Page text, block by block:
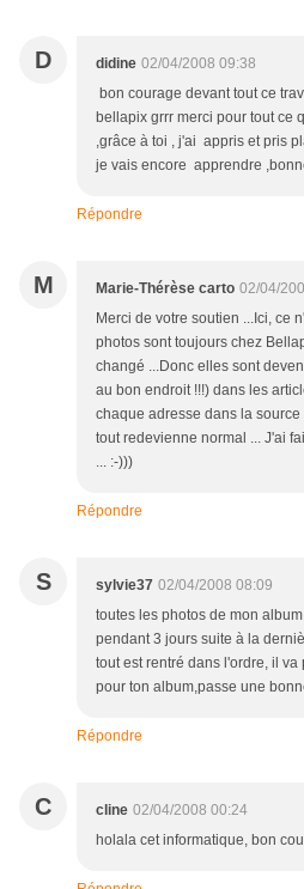
D didine 02/04/2008 09:38
bon courage devant tout ce
bellapix grrr merci pour tout ce
,grâce à toi , j'ai appris et pris
je vais encore apprendre
Répondre
M Marie-Thérèse carto 02/04/
Merci de votre soutien ...Ici, ce
photos sont toujours chez
changé ...Donc elles sont
au bon endroit !!!) dans les
chaque adresse dans la
tout redevienne normal ... J'ai
... :-)))
Répondre
S sylvie37 02/04/2008 08:09
toutes les photos de mon
pendant 3 jours suite à la
tout est rentré dans l'ordre, il
pour ton album,passe une
Répondre
C cline 02/04/2008 00:24
holala cet informatique, bon